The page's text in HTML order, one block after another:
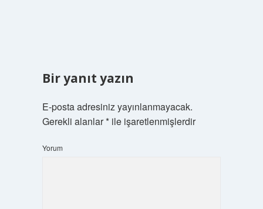
Bir yanıt yazın
E-posta adresiniz yayınlanmayacak.
Gerekli alanlar*ile işaretlenmişlerdir
Yorum